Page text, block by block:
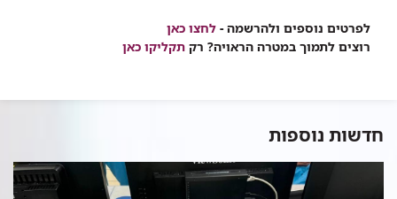
לפרטים נוספים ולהרשמה - לחצו כאן
רוצים לתמוך במטרה הראויה? רק תקליקו כאן​
חדשות נוספות